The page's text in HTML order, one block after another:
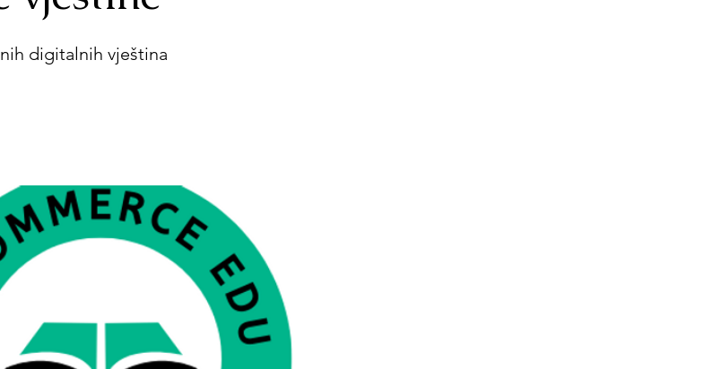
digitalnih vještina